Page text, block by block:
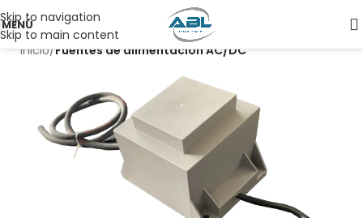
Skip to navigation
Skip to main content
MENÚ
Inicio Fuentes de alimentación AC/DC